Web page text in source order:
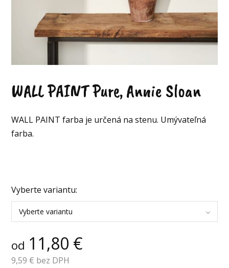
WALL PAINT Pure, Annie Sloan
WALL PAINT farba je určená na stenu. Umývateľná
farba.
Vyberte variantu:
Vyberte variantu
od 11,80 €
9,59 € bez DPH